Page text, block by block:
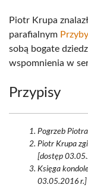
Piotr Krupa
parafialnym
sobą bogate
wspomnienia w
Przypisy
Pogrzeb
Piotr Krupa
[dostęp
Księga
03.05.2016 r.]